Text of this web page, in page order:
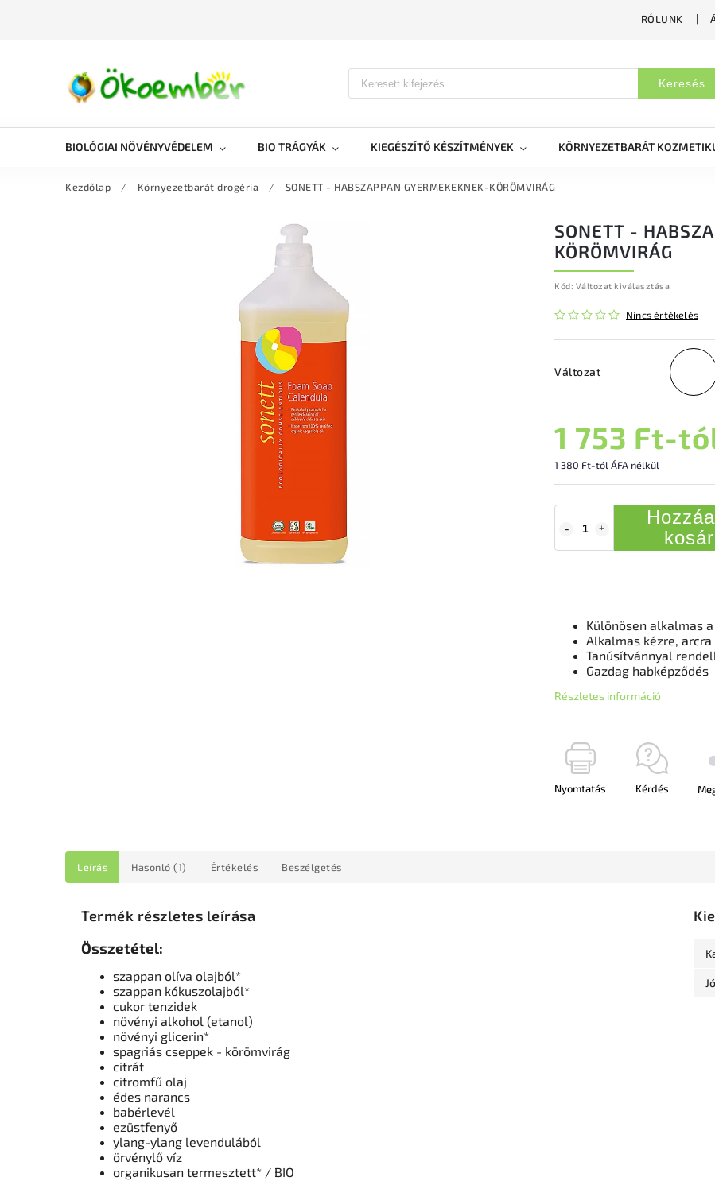
RÓLUNK
Keresés
BIOLÓGIAI NÖVÉNYVÉDELEM BIO TRÁGYÁK KIEGÉSZÍTŐ KÉSZÍTMÉNYEK KÖRNYEZETBARÁT
Kezdőlap / Környezetbarát drogéria / SONETT - HABSZAPPAN GYERMEKEKNEK-KÖRÖMVIRÁG
SONETT -
KÖRÖMVIRÁG
Kód: Változat kiválasztása
Nincs értékelés
Változat
1 753 Ft-
1 380 Ft-tól ÁFA nélkül
Különösen alkalmas
Alkalmas kézre,
Tanúsítvánnyal
Gazdag habképződés
Részletes információ
Nyomtatás Kérdés
Leírás Hasonló (1) Értékelés Beszélgetés
Termék részletes leírása
Összetétel:
szappan olíva olajból*
szappan kókuszolajból*
cukor tenzidek
növényi alkohol (etanol)
növényi glicerin*
spagriás cseppek - körömvirág
citrát
citromfű olaj
édes narancs
babérlevél
ezüstfenyő
ylang-ylang levendulából
örvénylő víz
organikusan termesztett* / BIO